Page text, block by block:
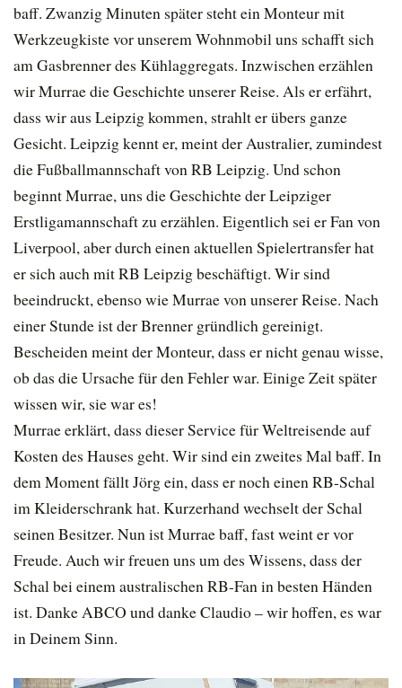
baff. Zwanzig Minuten später steht ein Monteur mit
Werkzeugkiste vor unserem Wohnmobil uns schafft sich
am Gasbrenner des Kühlaggregats. Inzwischen erzählen
wir Murrae die Geschichte unserer Reise. Als er erfährt,
dass wir aus Leipzig kommen, strahlt er übers ganze
Gesicht. Leipzig kennt er, meint der Australier, zumindest
die Fußballmannschaft von RB Leipzig. Und schon
beginnt Murrae, uns die Geschichte der Leipziger
Erstligamannschaft zu erzählen. Eigentlich sei er Fan von
Liverpool, aber durch einen aktuellen Spielertransfer hat
er sich auch mit RB Leipzig beschäftigt. Wir sind
beeindruckt, ebenso wie Murrae von unserer Reise. Nach
einer Stunde ist der Brenner gründlich gereinigt.
Bescheiden meint der Monteur, dass er nicht genau wisse,
ob das die Ursache für den Fehler war. Einige Zeit später
wissen wir, sie war es!
Murrae erklärt, dass dieser Service für Weltreisende auf
Kosten des Hauses geht. Wir sind ein zweites Mal baff. In
dem Moment fällt Jörg ein, dass er noch einen RB-Schal
im Kleiderschrank hat. Kurzerhand wechselt der Schal
seinen Besitzer. Nun ist Murrae baff, fast weint er vor
Freude. Auch wir freuen uns um des Wissens, dass der
Schal bei einem australischen RB-Fan in besten Händen
ist. Danke ABCO und danke Claudio – wir hoffen, es war
in Deinem Sinn.